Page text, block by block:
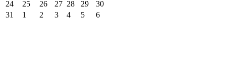
24
25 26 27 28 29
30
31
1 2 3 4 5 6